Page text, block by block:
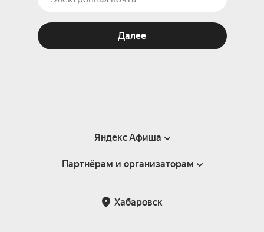
Далее
Яндекс Афиша
Справка
Подарочные сертификаты
Партнёрам и организаторам
Хабаровск